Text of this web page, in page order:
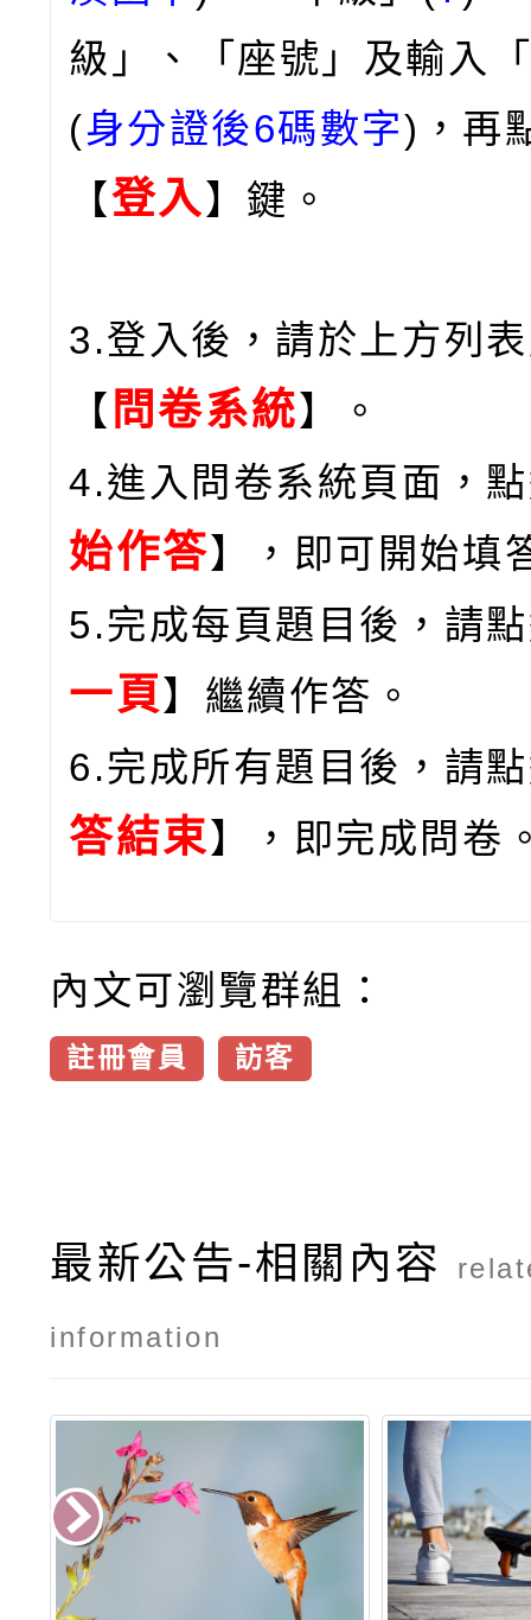
級」、「座號」及輸入
(身分證後6碼數字)，再
【登入 】鍵。
3.登入後，請於上方列
【 問卷系統】。
4.進入問卷系統頁面，
始作答】，即可開始填
5.完成每頁題目後，請
一頁 】繼續作答。
6.完成所有題目後，請
答結束】，即完成問卷
內文可瀏覽群組：
註冊會員 訪客
最新公告-相關內容
information